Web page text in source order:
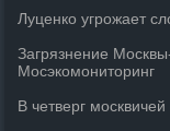
Луценко угрожает
Загрязнение
Мосэкомониторинг
В четверг